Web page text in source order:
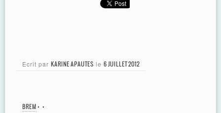
Ecrit par KARINE APAUTES le 6 JUILLET 2012
BREM• •